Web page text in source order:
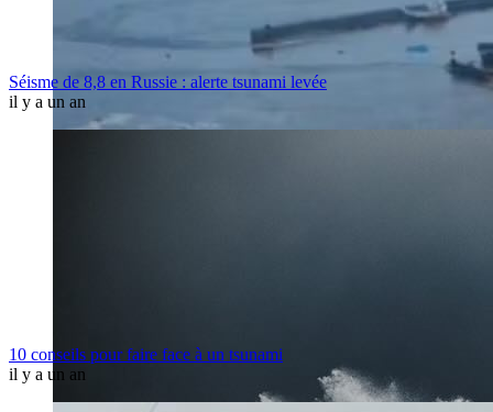
Séisme de 8,8 en Russie : alerte tsunami levée
il y a un an
10 conseils pour faire face à un tsunami
il y a un an